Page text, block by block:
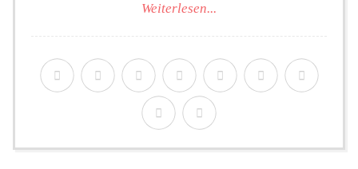
Weiterlesen...